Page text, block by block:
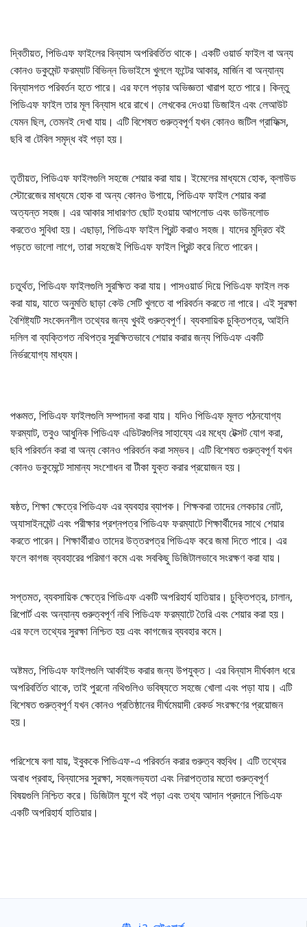
দ্বিতীয়ত, পিডিএফ ফাইলের বিন্যাস অপরিবর্তিত থাকে। একটি ওয়ার্ড ফাইল বা অন্য
কোনও ডকুমেন্ট ফরম্যাট বিভিন্ন ডিভাইসে খুললে ফন্টের আকার, মার্জিন বা অন্যান্য
বিন্যাসগত পরিবর্তন হতে পারে। এর ফলে পড়ার অভিজ্ঞতা খারাপ হতে পারে। কিন্তু
পিডিএফ ফাইল তার মূল বিন্যাস ধরে রাখে। লেখকের দেওয়া ডিজাইন এবং লেআউট
যেমন ছিল, তেমনই দেখা যায়। এটি বিশেষত গুরুত্বপূর্ণ যখন কোনও জটিল গ্রাফিক্স,
ছবি বা টেবিল সমৃদ্ধ বই পড়া হয়।
তৃতীয়ত, পিডিএফ ফাইলগুলি সহজে শেয়ার করা যায়। ইমেলের মাধ্যমে হোক, ক্লাউড
স্টোরেজের মাধ্যমে হোক বা অন্য কোনও উপায়ে, পিডিএফ ফাইল শেয়ার করা
অত্যন্ত সহজ। এর আকার সাধারণত ছোট হওয়ায় আপলোড এবং ডাউনলোড
করতেও সুবিধা হয়। এছাড়া, পিডিএফ ফাইল প্রিন্ট করাও সহজ। যাদের মুদ্রিত বই
পড়তে ভালো লাগে, তারা সহজেই পিডিএফ ফাইল প্রিন্ট করে নিতে পারেন।
চতুর্থত, পিডিএফ ফাইলগুলি সুরক্ষিত করা যায়। পাসওয়ার্ড দিয়ে পিডিএফ ফাইল লক
করা যায়, যাতে অনুমতি ছাড়া কেউ সেটি খুলতে বা পরিবর্তন করতে না পারে। এই সুরক্ষা
বৈশিষ্ট্যটি সংবেদনশীল তথ্যের জন্য খুবই গুরুত্বপূর্ণ। ব্যবসায়িক চুক্তিপত্র, আইনি
দলিল বা ব্যক্তিগত নথিপত্র সুরক্ষিতভাবে শেয়ার করার জন্য পিডিএফ একটি
নির্ভরযোগ্য মাধ্যম।
পঞ্চমত, পিডিএফ ফাইলগুলি সম্পাদনা করা যায়। যদিও পিডিএফ মূলত পঠনযোগ্য
ফরম্যাট, তবুও আধুনিক পিডিএফ এডিটরগুলির সাহায্যে এর মধ্যে টেক্সট যোগ করা,
ছবি পরিবর্তন করা বা অন্য কোনও পরিবর্তন করা সম্ভব। এটি বিশেষত গুরুত্বপূর্ণ যখন
কোনও ডকুমেন্টে সামান্য সংশোধন বা টীকা যুক্ত করার প্রয়োজন হয়।
ষষ্ঠত, শিক্ষা ক্ষেত্রে পিডিএফ এর ব্যবহার ব্যাপক। শিক্ষকরা তাদের লেকচার নোট,
অ্যাসাইনমেন্ট এবং পরীক্ষার প্রশ্নপত্র পিডিএফ ফরম্যাটে শিক্ষার্থীদের সাথে শেয়ার
করতে পারেন। শিক্ষার্থীরাও তাদের উত্তরপত্র পিডিএফ করে জমা দিতে পারে। এর
ফলে কাগজ ব্যবহারের পরিমাণ কমে এবং সবকিছু ডিজিটালভাবে সংরক্ষণ করা যায়।
সপ্তমত, ব্যবসায়িক ক্ষেত্রে পিডিএফ একটি অপরিহার্য হাতিয়ার। চুক্তিপত্র, চালান,
রিপোর্ট এবং অন্যান্য গুরুত্বপূর্ণ নথি পিডিএফ ফরম্যাটে তৈরি এবং শেয়ার করা হয়।
এর ফলে তথ্যের সুরক্ষা নিশ্চিত হয় এবং কাগজের ব্যবহার কমে।
অষ্টমত, পিডিএফ ফাইলগুলি আর্কাইভ করার জন্য উপযুক্ত। এর বিন্যাস দীর্ঘকাল ধরে
অপরিবর্তিত থাকে, তাই পুরনো নথিগুলিও ভবিষ্যতে সহজে খোলা এবং পড়া যায়। এটি
বিশেষত গুরুত্বপূর্ণ যখন কোনও প্রতিষ্ঠানের দীর্ঘমেয়াদী রেকর্ড সংরক্ষণের প্রয়োজন
হয়।
পরিশেষে বলা যায়, ইবুককে পিডিএফ-এ পরিবর্তন করার গুরুত্ব বহুবিধ। এটি তথ্যের
অবাধ প্রবাহ, বিন্যাসের সুরক্ষা, সহজলভ্যতা এবং নিরাপত্তার মতো গুরুত্বপূর্ণ
বিষয়গুলি নিশ্চিত করে। ডিজিটাল যুগে বই পড়া এবং তথ্য আদান প্রদানে পিডিএফ
একটি অপরিহার্য হাতিয়ার।